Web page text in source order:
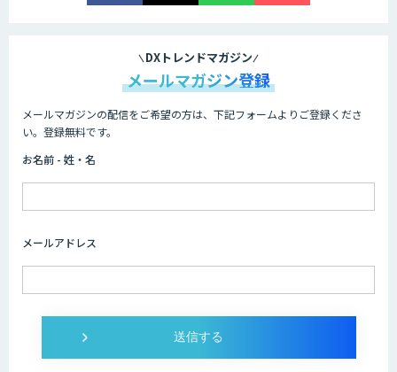
DXトレンドマガジン
メールマガジン登録
メールマガジンの配信をご希望の方は、下記フォームよりご登録くださ
い。登録無料です。
お名前 - 姓・名
メールアドレス